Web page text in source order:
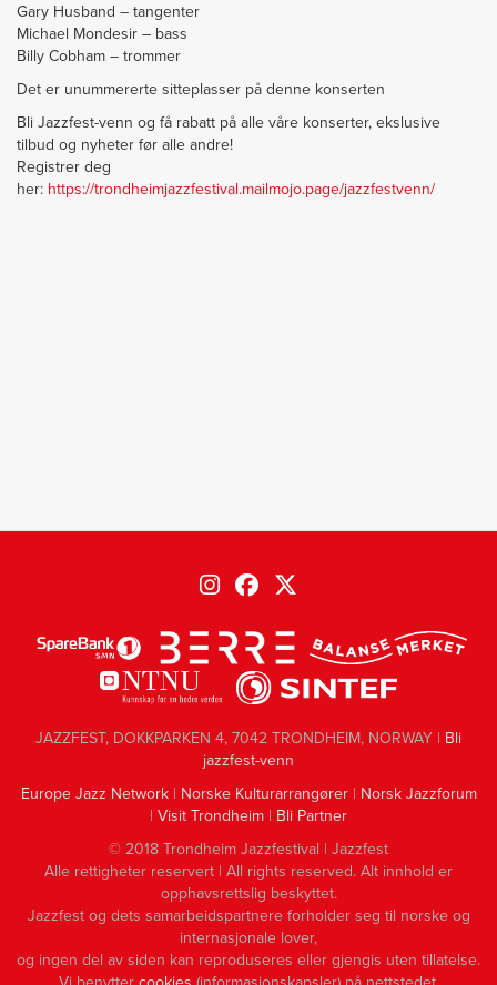
Gary Husband – tangenter
Michael Mondesir – bass
Billy Cobham – trommer
Det er unummererte sitteplasser på denne konserten
Bli Jazzfest-venn og få rabatt på alle våre konserter, ekslusive
tilbud og nyheter før alle andre!
Registrer deg
her: https://trondheimjazzfestival.mailmojo.page/jazzfestvenn/
JAZZFEST, DOKKPARKEN 4, 7042 TRONDHEIM, NORWAY | Bli
jazzfest-venn
Europe Jazz Network| Norske Kulturarrangører| Norsk Jazzforum
| Visit Trondheim | Bli Partner
© 2018 Trondheim Jazzfestival | Jazzfest
Alle rettigheter reservert | All rights reserved. Alt innhold er
opphavsrettslig beskyttet.
Jazzfest og dets samarbeidspartnere forholder seg til norske og
internasjonale lover,
og ingen del av siden kan reproduseres eller gjengis uten tillatelse.